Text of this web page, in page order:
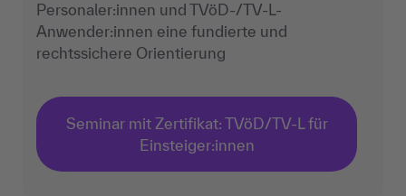
Personaler:innen und TVöD-/TV-L-
Anwender:innen eine fundierte und
rechtssichere Orientierung
Seminar mit Zertifikat: TVöD/TV-L für
Einsteiger:innen